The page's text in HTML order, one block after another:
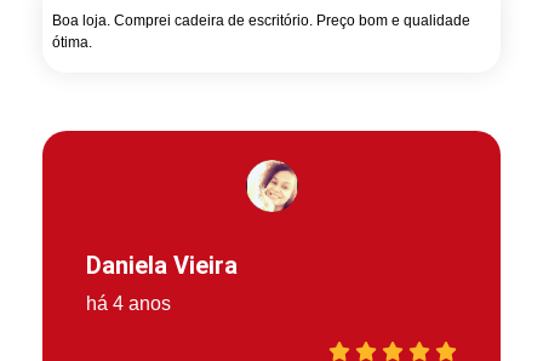
Boa loja. Comprei cadeira de escritório. Preço bom e qualidade
ótima.
Daniela Vieira
há 4 anos